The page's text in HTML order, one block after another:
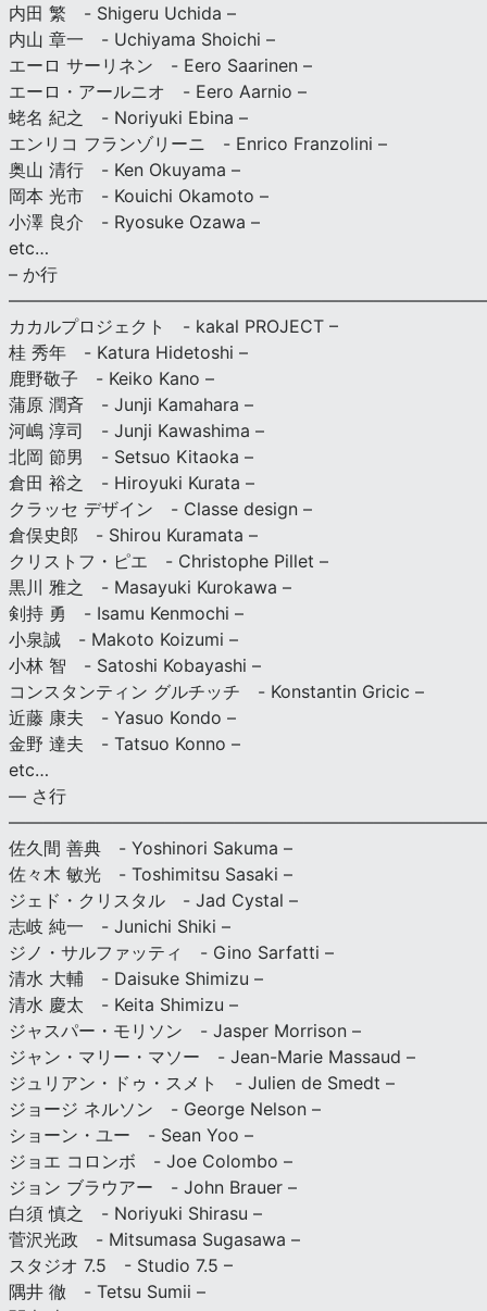
内田 繁 - Shigeru Uchida –
内山 章一 - Uchiyama Shoichi –
エーロ サーリネン - Eero Saarinen –
エーロ・アールニオ - Eero Aarnio –
蛯名 紀之 - Noriyuki Ebina –
エンリコ フランゾリーニ - Enrico Franzolini –
奥山 清行 - Ken Okuyama –
岡本 光市 - Kouichi Okamoto –
小澤 良介 - Ryosuke Ozawa –
etc…
– か行
カカルプロジェクト - kakal PROJECT –
桂 秀年 - Katura Hidetoshi –
鹿野敬子 - Keiko Kano –
蒲原 潤斉 - Junji Kamahara –
河嶋 淳司 - Junji Kawashima –
北岡 節男 - Setsuo Kitaoka –
倉田 裕之 - Hiroyuki Kurata –
クラッセ デザイン - Classe design –
倉俣史郎 - Shirou Kuramata –
クリストフ・ピエ - Christophe Pillet –
黒川 雅之 - Masayuki Kurokawa –
剣持 勇 - Isamu Kenmochi –
小泉誠 - Makoto Koizumi –
小林 智 - Satoshi Kobayashi –
コンスタンティン グルチッチ - Konstantin Gricic –
近藤 康夫 - Yasuo Kondo –
金野 達夫 - Tatsuo Konno –
etc…
— さ行
佐久間 善典 - Yoshinori Sakuma –
佐々木 敏光 - Toshimitsu Sasaki –
ジェド・クリスタル - Jad Cystal –
志岐 純一 - Junichi Shiki –
ジノ・サルファッティ - Gino Sarfatti –
清水 大輔 - Daisuke Shimizu –
清水 慶太 - Keita Shimizu –
ジャスパー・モリソン - Jasper Morrison –
ジャン・マリー・マソー - Jean-Marie Massaud –
ジュリアン・ドゥ・スメト - Julien de Smedt –
ジョージ ネルソン - George Nelson –
ショーン・ユー - Sean Yoo –
ジョエ コロンボ - Joe Colombo –
ジョン ブラウアー - John Brauer –
白須 慎之 - Noriyuki Shirasu –
菅沢光政 - Mitsumasa Sugasawa –
スタジオ 7.5 - Studio 7.5 –
隅井 徹 - Tetsu Sumii –